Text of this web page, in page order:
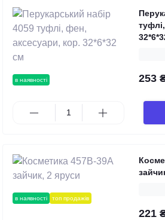
в наявності 253
в наявності топ продажів
221